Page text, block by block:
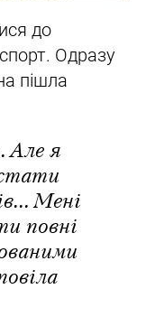
до
Одразу
пішла
Але я
Мені
повні